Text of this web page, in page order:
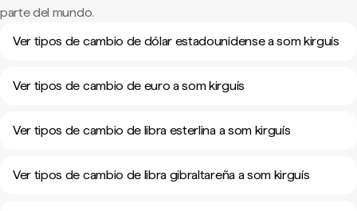
parte del mundo.
Ver tipos de cambio de dólar estadounidense a som kirguís
Ver tipos de cambio de euro a som kirguís
Ver tipos de cambio de libra esterlina a som kirguís
Ver tipos de cambio de libra gibraltareña a som kirguís